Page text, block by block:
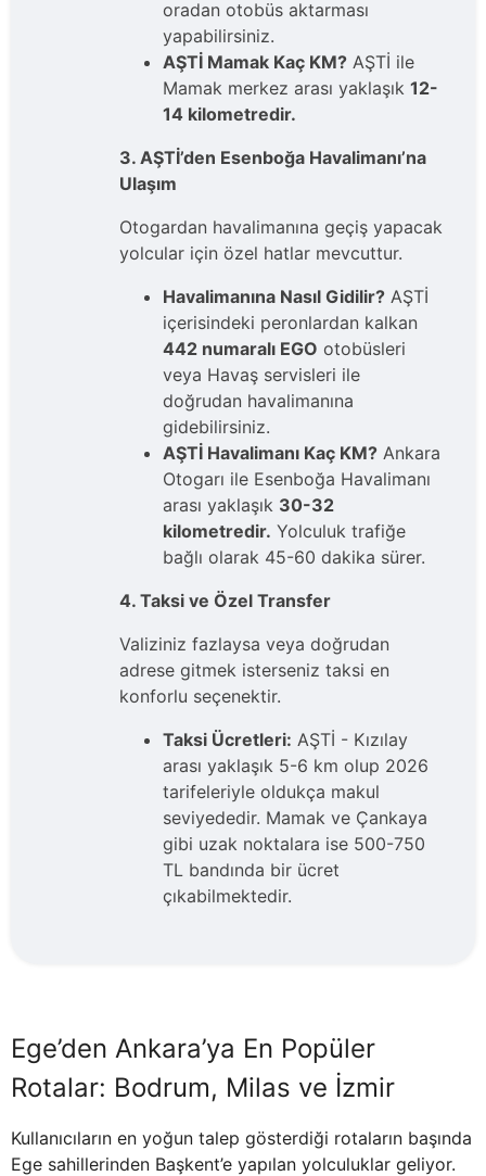
oradan otobüs aktarması
yapabilirsiniz.
AŞTİ Mamak Kaç KM? AŞTİ ile
Mamak merkez arası yaklaşık 12-
14 kilometredir.
3. AŞTİ’den Esenboğa Havalimanı’na
Ulaşım
Otogardan havalimanına geçiş yapacak
yolcular için özel hatlar mevcuttur.
Havalimanına Nasıl Gidilir? AŞTİ
içerisindeki peronlardan kalkan
442 numaralı EGO otobüsleri
veya Havaş servisleri ile
doğrudan havalimanına
gidebilirsiniz.
AŞTİ Havalimanı Kaç KM? Ankara
Otogarı ile Esenboğa Havalimanı
arası yaklaşık 30-32
kilometredir. Yolculuk trafiğe
bağlı olarak 45-60 dakika sürer.
4. Taksi ve Özel Transfer
Valiziniz fazlaysa veya doğrudan
adrese gitmek isterseniz taksi en
konforlu seçenektir.
Taksi Ücretleri: AŞTİ - Kızılay
arası yaklaşık 5-6 km olup 2026
tarifeleriyle oldukça makul
seviyededir. Mamak ve Çankaya
gibi uzak noktalara ise 500-750
TL bandında bir ücret
çıkabilmektedir.
Ege’den Ankara’ya En Popüler
Rotalar: Bodrum, Milas ve İzmir
Kullanıcıların en yoğun talep gösterdiği rotaların başında
Ege sahillerinden Başkent’e yapılan yolculuklar geliyor.